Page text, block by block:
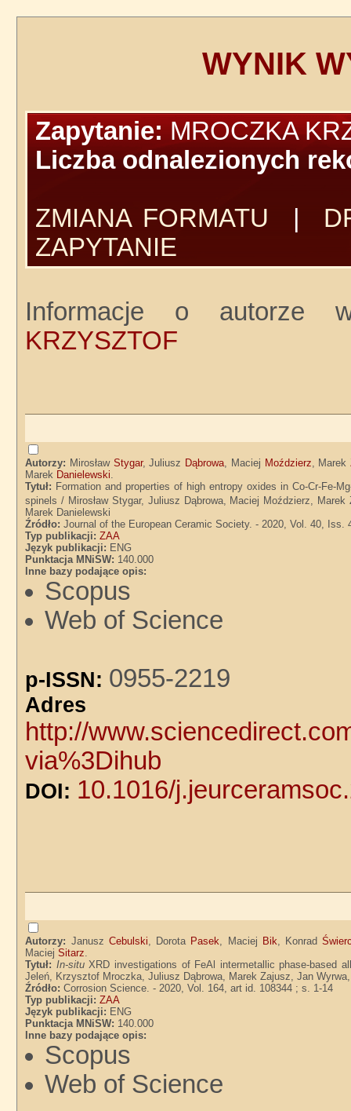
WYNIK
Zapytanie:MROCZKA
Liczba odnalezionych
ZMIANA FORMATU
ZAPYTANIE
Informacje o autorze
KRZYSZTOF
Autorzy: Mirosław Stygar, Juliusz Dąbrowa, Maciej Moździerz, Marek
Marek Danielewski.
Tytuł: Formation and properties of high entropy oxides in Co-Cr-Fe-
spinels / Mirosław Stygar, Juliusz Dąbrowa, Maciej Moździerz,
Marek Danielewski
Źródło:Journal of the European Ceramic Society. - 2020, Vol. 40, Iss.
Typ publikacji:ZAA
Język publikacji: ENG
Punktacja MNiSW: 140.000
Inne bazy podające opis:
Scopus
Web of Science
p-ISSN: 0955-2219
http://
via%3Dihub
DOI: 10.1016/
Autorzy: Janusz Cebulski , Dorota Pasek , Maciej Bik , Konrad
MaciejSitarz
Tytuł: In-situXRD investigations of FeAl intermetallic phase-based
Jeleń, Krzysztof Mroczka, Juliusz Dąbrowa, Marek Zajusz, Jan
Źródło:Corrosion Science. - 2020, Vol. 164, art id. 108344 ; s. 1-14
Typ publikacji:ZAA
Język publikacji: ENG
Punktacja MNiSW: 140.000
Inne bazy podające opis:
Scopus
Web of Science